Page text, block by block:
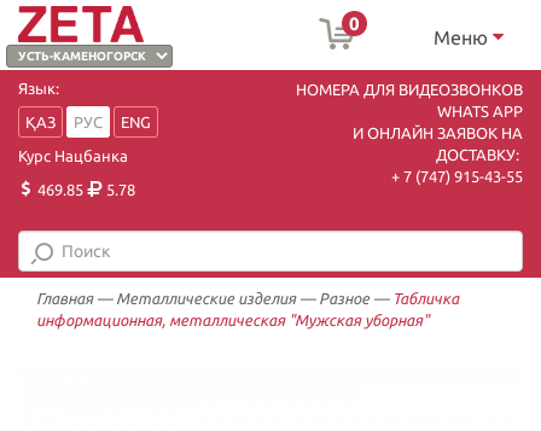
0
Меню
Язык:
ҚАЗ
РУС
ENG
Курс Нацбанка
469.85
5.78
НОМЕРА ДЛЯ ВИДЕОЗВОНКОВ
WHATS APP
И ОНЛАЙН ЗАЯВОК НА
ДОСТАВКУ:
+ 7 (747) 915-43-55
Главная— Металлические изделия— Разное— Табличка
информационная, металлическая "Мужская уборная"